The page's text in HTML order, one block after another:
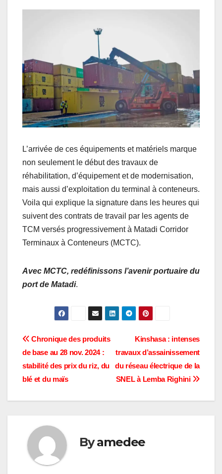
L’arrivée de ces équipements et matériels marque
non seulement le début des travaux de
réhabilitation, d’équipement et de modernisation,
mais aussi d’exploitation du terminal à conteneurs.
Voila qui explique la signature dans les heures qui
suivent des contrats de travail par les agents de
TCM versés progressivement à Matadi Corridor
Terminaux à Conteneurs (MCTC).
Avec MCTC, redéfinissons l’avenir portuaire du
port de Matadi.
Navigation
de
l’article
Kinshasa : intenses
travaux d’assainissement
du réseau électrique de la
SNEL à Lemba Righini
Chronique des produits
de base au 28 nov. 2024 :
stabilité des prix du riz, du
blé et du maïs
Byamedee